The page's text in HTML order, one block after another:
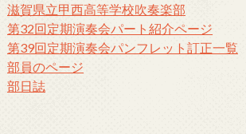
滋賀県立甲西高等学校吹奏楽部
第32回定期演奏会パート紹介ページ
第39回定期演奏会パンフレット訂正一覧
部員のページ
部日誌